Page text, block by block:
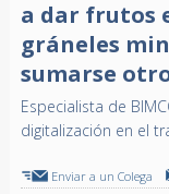
a dar frutos
gráneles
sumarse
Especialista de
digitalización en el
Enviar a un Colega